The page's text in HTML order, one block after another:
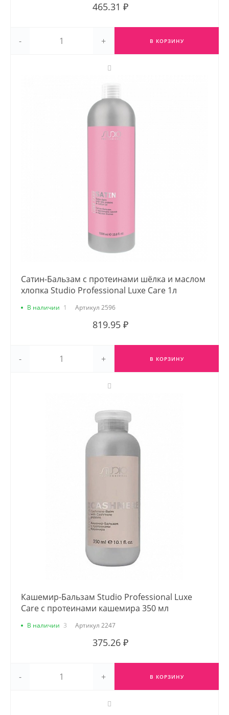
465.31 ₽
- + В КОРЗИНУ
Сатин-Бальзам с протеинами шёлка и маслом
хлопка Studio Professional Luxe Care 1л
В наличии 1 Артикул 2596
819.95 ₽
- + В КОРЗИНУ
Кашемир-Бальзам Studio Professional Luxe
Care с протеинами кашемира 350 мл
В наличии 3 Артикул 2247
375.26 ₽
- + В КОРЗИНУ